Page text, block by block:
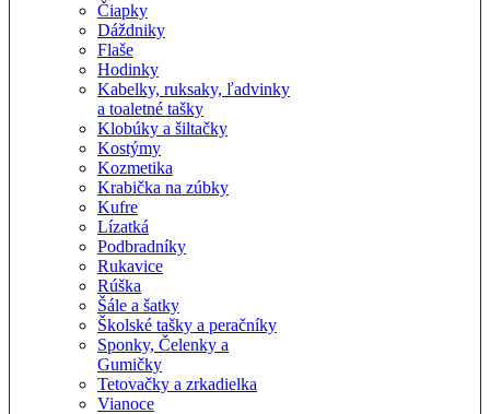
Čiapky
Dáždniky
Flaše
Hodinky
Kabelky, ruksaky, ľadvinky
a toaletné tašky
Klobúky a šiltačky
Kostýmy
Kozmetika
Krabička na zúbky
Kufre
Lízatká
Podbradníky
Rukavice
Rúška
Šále a šatky
Školské tašky a peračníky
Sponky, Čelenky a
Gumičky
Tetovačky a zrkadielka
Vianoce